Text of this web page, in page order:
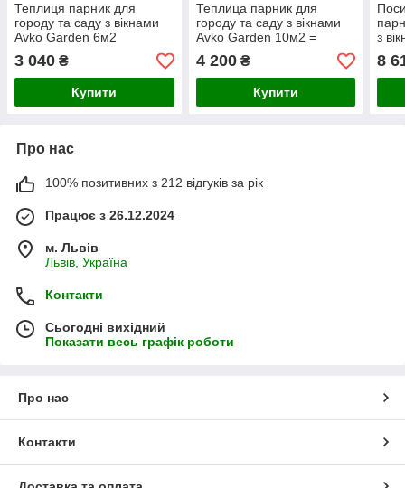
Теплиця парник для
городу та саду з вікнами
Avko Garden 6м2
300х200х200
3 040 ₴
Купити
Теплица парник для
городу та саду з вікнами
Avko Garden 10м2 =
400*250*200
4 200₴
Купити
з
8
Про нас
100% позитивних з 212 відгуків за рік
Працює з 26.12.2024
м. Львів
Львів, Україна
Контакти
Сьогодні вихідний
Показати весь графік роботи
Про нас
Контакти